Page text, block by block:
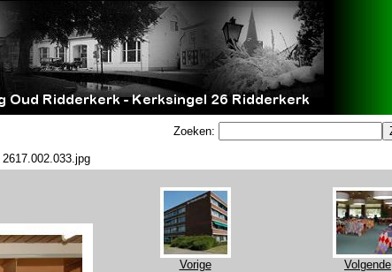
Zoeken:
2617.002.033.jpg
Vorige Volgende